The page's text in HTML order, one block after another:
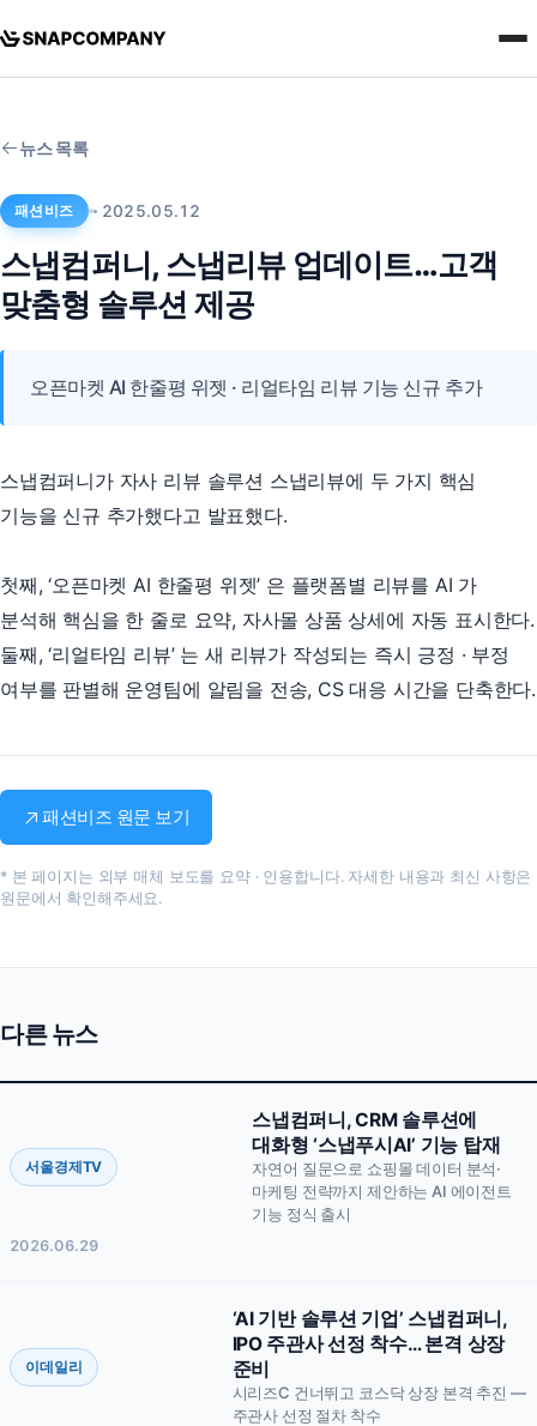
문의 솔루션 복수 선택 가능
스냅리뷰
스냅큐 스냅핏
스냅애즈
담당자명
뉴스 목록
패션비즈 2025.05.12
스냅컴퍼니, 스냅리뷰 업데이트…고객
맞춤형 솔루션 제공
오픈마켓 AI 한줄평 위젯 · 리얼타임 리뷰 기능 신규 추가
스냅컴퍼니가 자사 리뷰 솔루션 스냅리뷰에 두 가지 핵심
기능을 신규 추가했다고 발표했다.
첫째, ‘오픈마켓 AI 한줄평 위젯’ 은 플랫폼별 리뷰를 AI 가
분석해 핵심을 한 줄로 요약, 자사몰 상품 상세에 자동 표시한다.
둘째, ‘리얼타임 리뷰’ 는 새 리뷰가 작성되는 즉시 긍정 · 부정
여부를 판별해 운영팀에 알림을 전송, CS 대응 시간을 단축한다.
패션비즈 원문 보기
* 본 페이지는 외부 매체 보도를 요약 · 인용합니다. 자세한 내용과 최신 사항은
원문에서 확인해주세요.
다른 뉴스
서울경제TV
스냅컴퍼니, CRM 솔루션에
대화형 ‘스냅푸시AI’ 기능 탑재
자연어 질문으로 쇼핑몰 데이터 분석·
마케팅 전략까지 제안하는 AI 에이전트
기능 정식 출시
2026.06.29
이데일리
‘AI 기반 솔루션 기업’ 스냅컴퍼니,
IPO 주관사 선정 착수… 본격 상장
준비
시리즈C 건너뛰고 코스닥 상장 본격 추진 —
주관사 선정 절차 착수